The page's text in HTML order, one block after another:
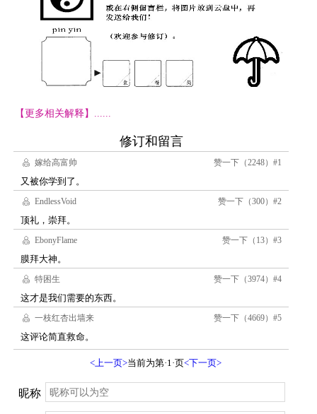
【更多相关解释】......